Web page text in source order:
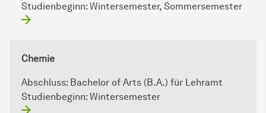
Studienbeginn: Wintersemester, Sommersemester
Chemie
Abschluss: Bachelor of Arts (B.A.) für Lehramt
Studienbeginn: Wintersemester